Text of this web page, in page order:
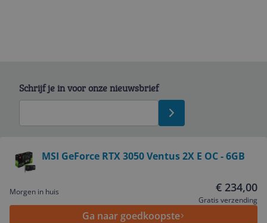
MSI GeForce RTX 3050 Ventus 2X E OC - 6GB
Morgen in huis € 234,00
Gratis verzending
Ga naar goedkoopste
Schrijf je in voor onze nieuwsbrief